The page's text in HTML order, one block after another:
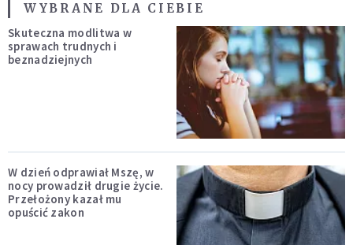
WYBRANE DLA CIEBIE
Skuteczna modlitwa w
sprawach trudnych i
beznadziejnych
W dzień odprawiał Mszę, w
nocy prowadził drugie życie.
Przełożony kazał mu
opuścić zakon